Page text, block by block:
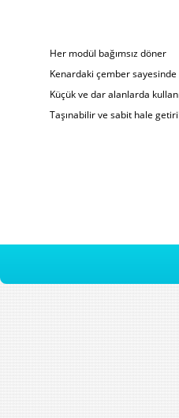
Her modül bağımsız döner
Kenardaki çember
Küçük ve dar alanlarda
Taşınabilir ve sabit hale